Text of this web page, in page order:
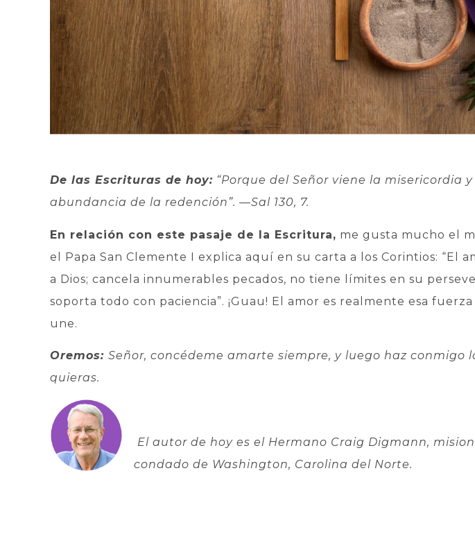
De las Escrituras de hoy: “Porque del Señor viene la misericordia
abundancia de la redención”. —Sal 130, 7.
En relación con este pasaje de la Escritura, me gusta mucho el
el Papa San Clemente I explica aquí en su carta a los Corintios: “El
a Dios; cancela innumerables pecados, no tiene límites en su
soporta todo con paciencia”. ¡Guau! El amor es realmente esa
une.
Oremos: Señor, concédeme amarte siempre, y luego haz conmigo
quieras.
El autor de hoy es el Hermano Craig Digmann,
condado de Washington, Carolina del Norte.